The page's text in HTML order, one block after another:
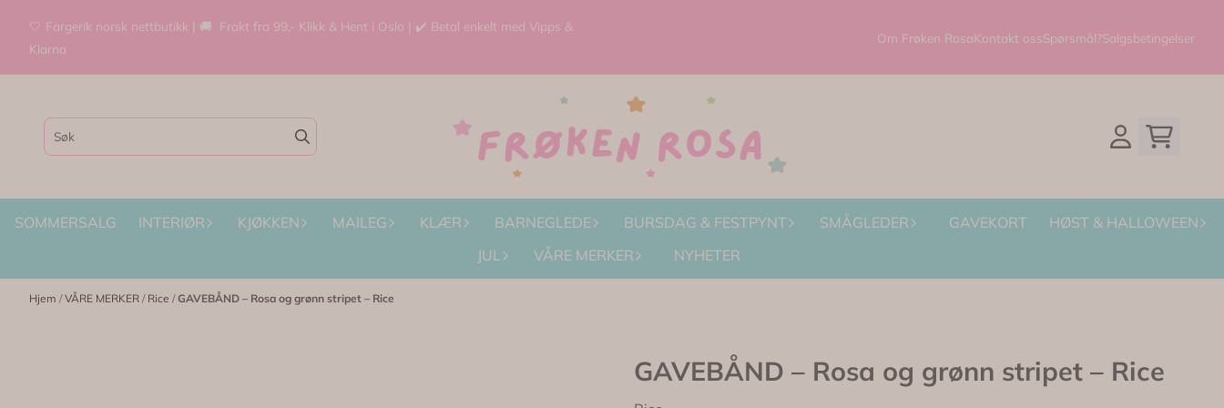
Hopp til innhold
🤍 Fargerik norsk nettbutikk | 🚚 Frakt fra 99,- Klikk & Hent i Oslo | ✔️ Betal enkelt med Vipps &
Klarna
Om Frøken RosaKontakt ossSpørsmål?Salgsbetingelser
SOMMERSALG INTERIØR KJØKKEN MAILEG KLÆR BARNEGLEDE BURSDAG & FESTPYNT SMÅGLEDER GAVEKORT
HØST & HALLOWEEN
JUL
VÅRE MERKER NYHETER
Hjem /VÅRE MERKER / Rice /GAVEBÅND – Rosa og grønn stripet – Rice
GAVEBÅND – Rosa og grønn stripet – Rice